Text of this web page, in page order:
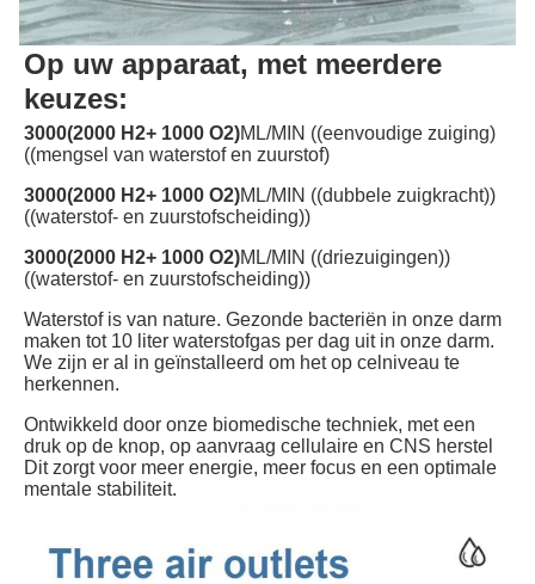
Op uw apparaat, met meerdere
keuzes:
3000(2000 H2+ 1000 O2)ML/MIN ((eenvoudige zuiging)
((mengsel van waterstof en zuurstof)
3000(2000 H2+ 1000 O2)ML/MIN ((dubbele zuigkracht))
((waterstof- en zuurstofscheiding))
3000(2000 H2+ 1000 O2)ML/MIN ((driezuigingen))
((waterstof- en zuurstofscheiding))
Waterstof is van nature. Gezonde bacteriën in onze darm
maken tot 10 liter waterstofgas per dag uit in onze darm.
We zijn er al in geïnstalleerd om het op celniveau te
herkennen.
Ontwikkeld door onze biomedische techniek, met een
druk op de knop, op aanvraag cellulaire en CNS herstel
Dit zorgt voor meer energie, meer focus en een optimale
mentale stabiliteit.